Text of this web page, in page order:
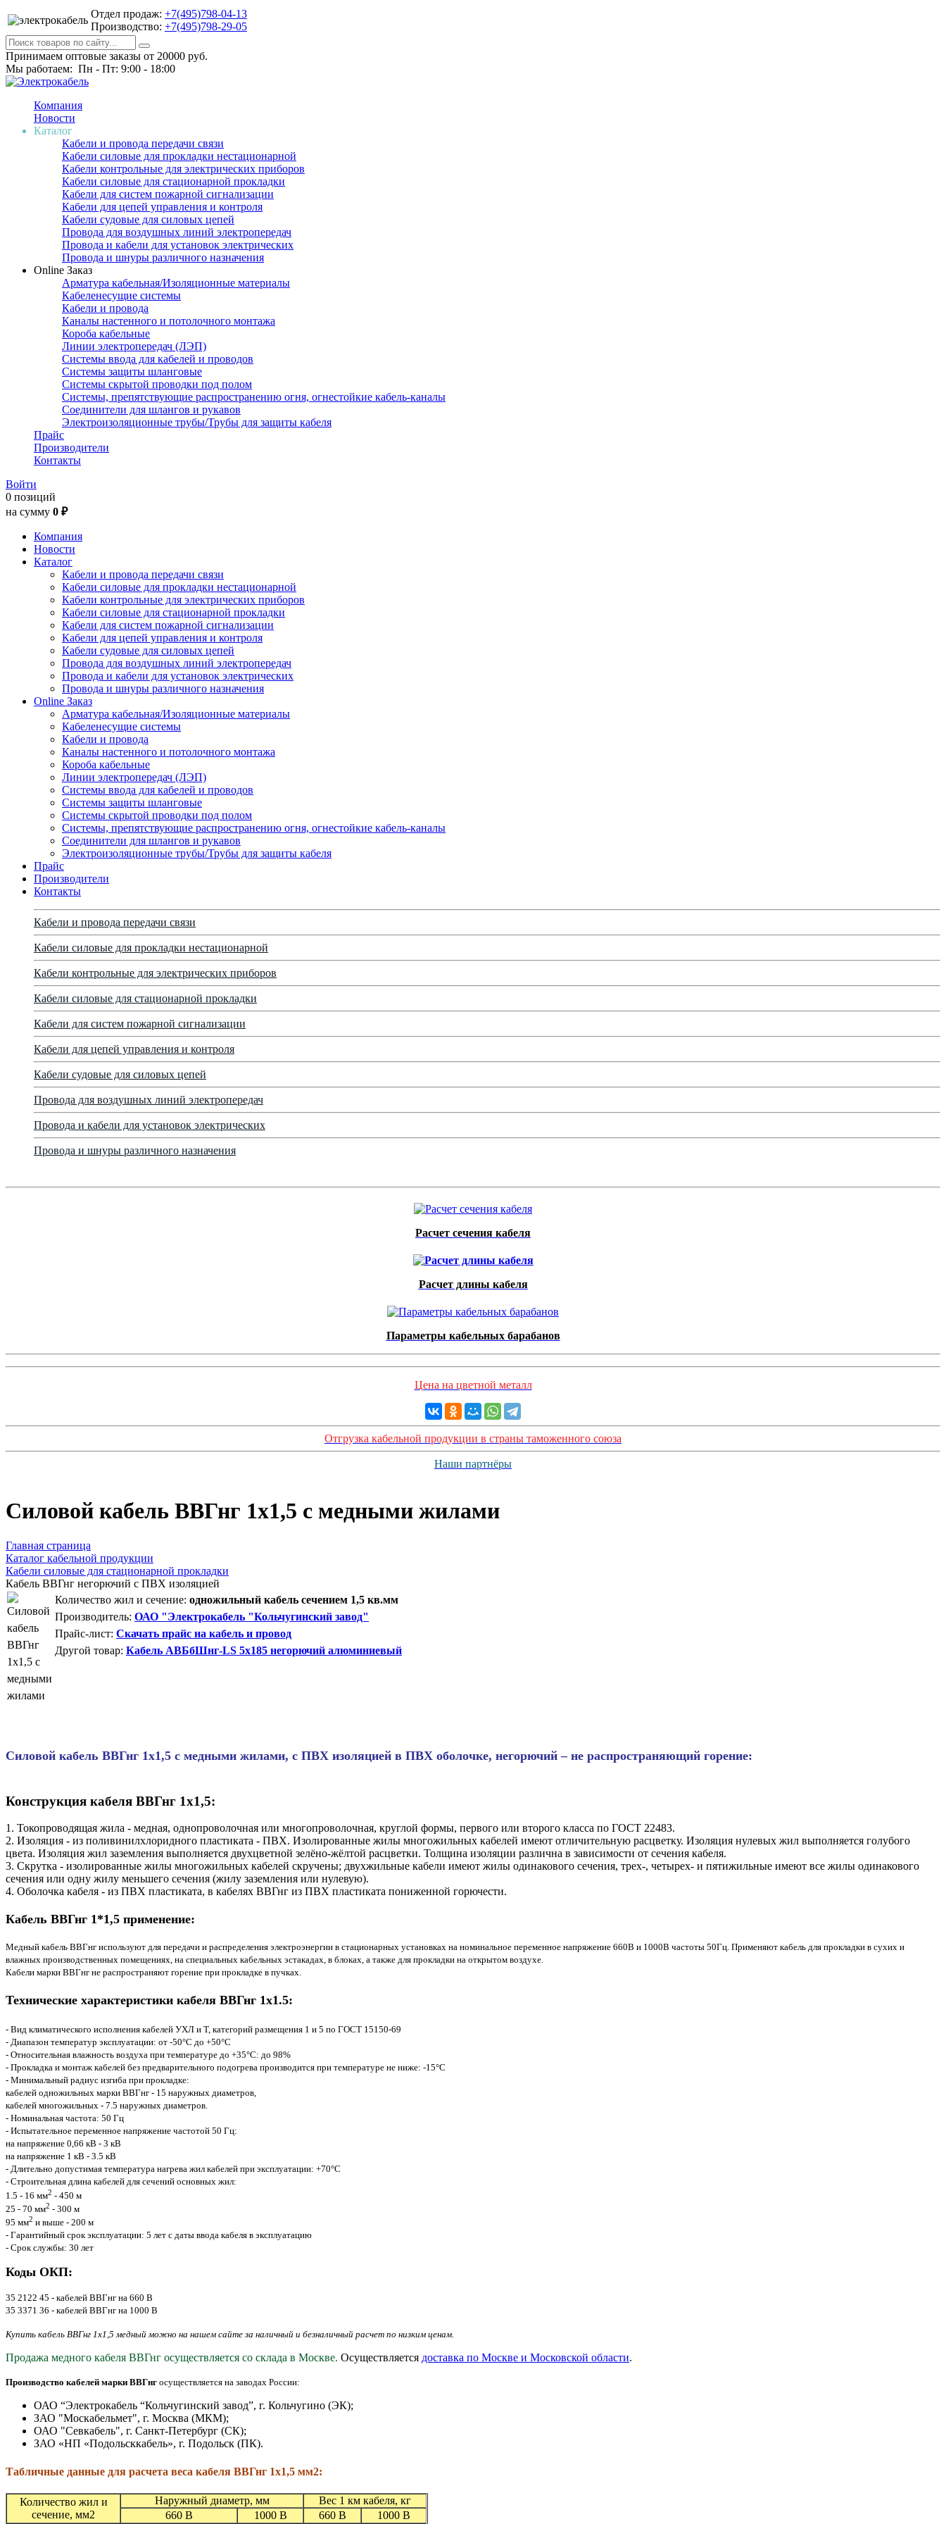
Отдел продаж: +7(495)798-04-13
Производство: +7(495)798-29-05
Принимаем оптовые заказы от 20000 руб.
Мы работаем: Пн - Пт: 9:00 - 18:00
Компания
Новости
Каталог
Кабели и провода передачи связи
Кабели силовые для прокладки нестационарной
Кабели контрольные для электрических приборов
Кабели силовые для стационарной прокладки
Кабели для систем пожарной сигнализации
Кабели для цепей управления и контроля
Кабели судовые для силовых цепей
Провода для воздушных линий электропередач
Провода и кабели для установок электрических
Провода и шнуры различного назначения
Online Заказ
Арматура кабельная/Изоляционные материалы
Кабеленесущие системы
Кабели и провода
Каналы настенного и потолочного монтажа
Короба кабельные
Линии электропередач (ЛЭП)
Системы ввода для кабелей и проводов
Системы защиты шланговые
Системы скрытой проводки под полом
Системы, препятствующие распространению огня, огнестойкие кабель-каналы
Соединители для шлангов и рукавов
Электроизоляционные трубы/Трубы для защиты кабеля
Прайс
Производители
Контакты
Войти
0 позиций
на сумму 0 ₽
Компания
Новости
Каталог
Кабели и провода передачи связи
Кабели силовые для прокладки нестационарной
Кабели контрольные для электрических приборов
Кабели силовые для стационарной прокладки
Кабели для систем пожарной сигнализации
Кабели для цепей управления и контроля
Кабели судовые для силовых цепей
Провода для воздушных линий электропередач
Провода и кабели для установок электрических
Провода и шнуры различного назначения
Online Заказ
Арматура кабельная/Изоляционные материалы
Кабеленесущие системы
Кабели и провода
Каналы настенного и потолочного монтажа
Короба кабельные
Линии электропередач (ЛЭП)
Системы ввода для кабелей и проводов
Системы защиты шланговые
Системы скрытой проводки под полом
Системы, препятствующие распространению огня, огнестойкие кабель-каналы
Соединители для шлангов и рукавов
Электроизоляционные трубы/Трубы для защиты кабеля
Прайс
Производители
Контакты
Кабели и провода передачи связи
Кабели силовые для прокладки нестационарной
Кабели контрольные для электрических приборов
Кабели силовые для стационарной прокладки
Кабели для систем пожарной сигнализации
Кабели для цепей управления и контроля
Кабели судовые для силовых цепей
Провода для воздушных линий электропередач
Провода и кабели для установок электрических
Провода и шнуры различного назначения
Расчет сечения кабеля
Расчет длины кабеля
Параметры кабельных барабанов
Цена на цветной металл
Отгрузка кабельной продукции в страны таможенного союза
Наши партнёры
Силовой кабель ВВГнг 1х1,5 с медными жилами
Главная страница
Каталог кабельной продукции
Кабели силовые для стационарной прокладки
Кабель ВВГнг негорючий с ПВХ изоляцией
Количество жил и сечение: одножильный кабель сечением 1,5 кв.мм
Производитель: ОАО "Электрокабель "Кольчугинский завод"
Прайс-лист: Скачать прайс на кабель и провод
Другой товар: Кабель АВБбШнг-LS 5x185 негорючий алюминиевый
Силовой кабель ВВГнг 1х1,5 с медными жилами, с ПВХ изоляцией в ПВХ оболочке, негорючий – не распространяющий горение:
Конструкция кабеля ВВГнг 1х1,5:
1. Токопроводящая жила - медная, однопроволочная или многопроволочная, круглой формы, первого или второго класса по ГОСТ 22483.
2. Изоляция - из поливинилхлоридного пластиката - ПВХ. Изолированные жилы многожильных кабелей имеют отличительную расцветку. Изоляция нулевых жил выполняется голубого
цвета. Изоляция жил заземления выполняется двухцветной зелёно-жёлтой расцветки. Толщина изоляции различна в зависимости от сечения кабеля.
3. Скрутка - изолированные жилы многожильных кабелей скручены; двухжильные кабели имеют жилы одинакового сечения, трех-, четырех- и пятижильные имеют все жилы одинакового
сечения или одну жилу меньшего сечения (жилу заземления или нулевую).
4. Оболочка кабеля - из ПВХ пластиката, в кабелях ВВГнг из ПВХ пластиката пониженной горючести.
Кабель ВВГнг 1*1,5 применение:
Медный кабель ВВГнг используют для передачи и распределения электроэнергии в стационарных установках на номинальное переменное напряжение 660В и 1000В частоты 50Гц. Применяют кабель для прокладки в сухих и
влажных производственных помещениях, на специальных кабельных эстакадах, в блоках, а также для прокладки на открытом воздухе.
Кабели марки ВВГнг не распространяют горение при прокладке в пучках.
Технические характеристики кабеля ВВГнг 1x1.5:
- Вид климатического исполнения кабелей УХЛ и Т, категорий размещения 1 и 5 по ГОСТ 15150-69
- Диапазон температур эксплуатации: от -50°С до +50°С
- Относительная влажность воздуха при температуре до +35°С: до 98%
- Прокладка и монтаж кабелей без предварительного подогрева производится при температуре не ниже: -15°С
- Минимальный радиус изгиба при прокладке:
кабелей одножильных марки ВВГнг - 15 наружных диаметров,
кабелей многожильных - 7.5 наружных диаметров.
- Номинальная частота: 50 Гц
- Испытательное переменное напряжение частотой 50 Гц:
на напряжение 0,66 кВ - 3 кВ
на напряжение 1 кВ - 3.5 кВ
- Длительно допустимая температура нагрева жил кабелей при эксплуатации: +70°С
- Строительная длина кабелей для сечений основных жил:
1.5 - 16 мм2 - 450 м
25 - 70 мм2 - 300 м
95 мм2 и выше - 200 м
- Гарантийный срок эксплуатации: 5 лет с даты ввода кабеля в эксплуатацию
- Срок службы: 30 лет
Коды ОКП:
35 2122 45 - кабелей ВВГнг на 660 В
35 3371 36 - кабелей ВВГнг на 1000 В
Купить кабель ВВГнг 1х1,5 медный можно на нашем сайте за наличный и безналичный расчет по низким ценам.
Продажа медного кабеля ВВГнг осуществляется со склада в Москве. Осуществляется доставка по Москве и Московской области.
Производство кабелей марки ВВГнг осуществляется на заводах России:
ОАО “Электрокабель “Кольчугинский завод”, г. Кольчугино (ЭК);
ЗАО "Москабельмет", г. Москва (МКМ);
ОАО "Севкабель", г. Санкт-Петербург (СК);
ЗАО «НП «Подольсккабель», г. Подольск (ПК).
Табличные данные для расчета веса кабеля ВВГнг 1х1,5 мм2:
Количество жил и
сечение, мм2
Наружный диаметр, мм
Вес 1 км кабеля, кг
660 В
1000 В 660 В 1000 В